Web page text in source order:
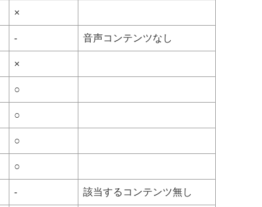
×
- 音声コンテンツなし
×
○
○
○
○
- 該当するコンテンツ無し